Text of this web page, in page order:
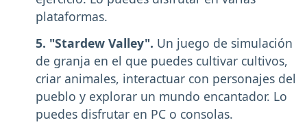
plataformas.
5. "Stardew Valley". Un juego de simulación
de granja en el que puedes cultivar cultivos,
criar animales, interactuar con personajes del
pueblo y explorar un mundo encantador. Lo
puedes disfrutar en PC o consolas.